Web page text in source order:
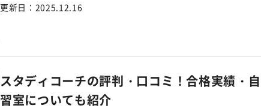
更新日： 2025.12.16
スタディコーチの評判・口コミ！合格実績・自
習室についても紹介